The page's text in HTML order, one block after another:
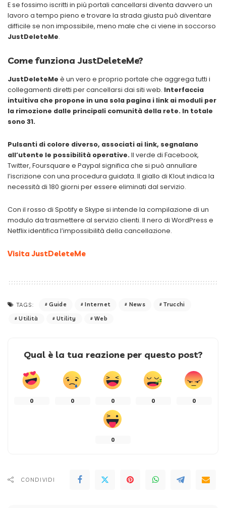
E se fossimo iscritti in più portali cancellarsi diventa davvero un
lavoro a tempo pieno e trovare la strada giusta può diventare
difficile se non impossibile, meno male che ci viene in soccorso
JustDeleteMe.
Come funziona JustDeleteMe?
JustDeleteMe è un vero e proprio portale che aggrega tutti i
collegamenti diretti per cancellarsi dai siti web. Interfaccia
intuitiva che propone in una sola pagina i link ai moduli per
la rimozione dalle principali comunità della rete. In totale
sono 31.
Pulsanti di colore diverso, associati ai link, segnalano
all’utente le possibilità operative. Il verde di Facebook,
Twitter, Foursquare e Paypal significa che si può annullare
l’iscrizione con una procedura guidata. Il giallo di Klout indica la
necessità di 180 giorni per essere eliminati dal servizio.
Con il rosso di Spotify e Skype si intende la compilazione di un
modulo da trasmettere al servizio clienti. Il nero di WordPress e
Netflix identifica l’impossibilità della cancellazione.
Visita JustDeleteMe
TAGS: Guide Internet News
Trucchi
Utilità
Utility Web
Qual è la tua reazione per questo post?
0 0 0 0 0
0
CONDIVIDI